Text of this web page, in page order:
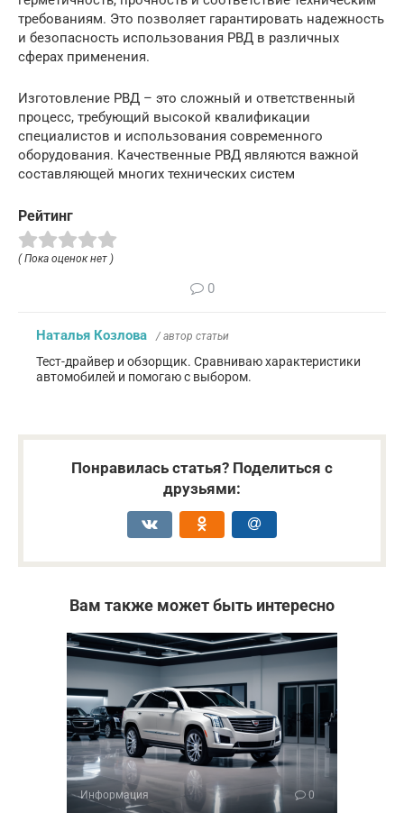
требованиям. Это позволяет гарантировать надежность
и безопасность использования РВД в различных
сферах применения.
Изготовление РВД – это сложный и ответственный
процесс, требующий высокой квалификации
специалистов и использования современного
оборудования. Качественные РВД являются важной
составляющей многих технических систем
Рейтинг
( Пока оценок нет )
0
Наталья Козлова / автор статьи
Тест-драйвер и обзорщик. Сравниваю характеристики
автомобилей и помогаю с выбором.
Понравилась статья? Поделиться с
друзьями:
Вам также может быть интересно
Информация 0